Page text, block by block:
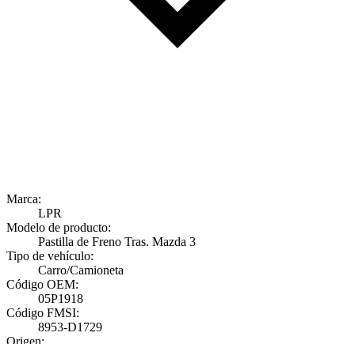
Marca:
LPR
Modelo de producto:
Pastilla de Freno Tras. Mazda 3
Tipo de vehículo:
Carro/Camioneta
Código OEM:
05P1918
Código FMSI:
8953-D1729
Origen: